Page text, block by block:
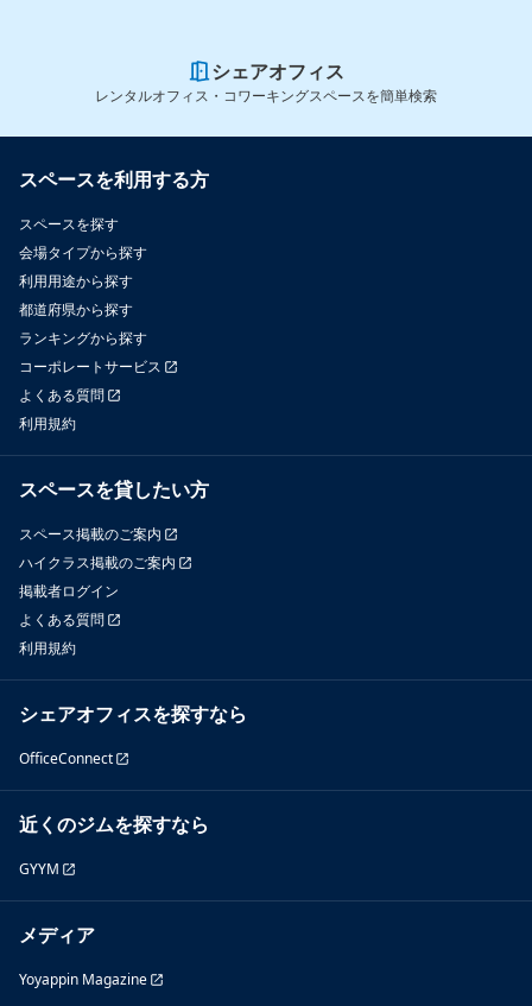
シェアオフィス
レンタルオフィス・コワーキングスペースを簡単検索
スペースを利用する方
スペースを探す
会場タイプから探す
利用用途から探す
都道府県から探す
ランキングから探す
コーポレートサービス
よくある質問
利用規約
スペースを貸したい方
スペース掲載のご案内
ハイクラス掲載のご案内
掲載者ログイン
よくある質問
利用規約
シェアオフィスを探すなら
OfficeConnect
近くのジムを探すなら
GYYM
メディア
Yoyappin Magazine